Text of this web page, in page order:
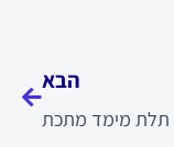
הבא
מימד מתכת